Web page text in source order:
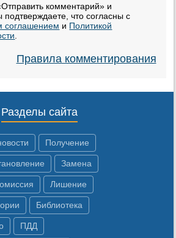
комментарий» и
подтверждаете, что согласны с
соглашением и Политикой
Правила комментирования
Разделы сайта
Получение
Замена
Лишение
Библиотека
ПДД